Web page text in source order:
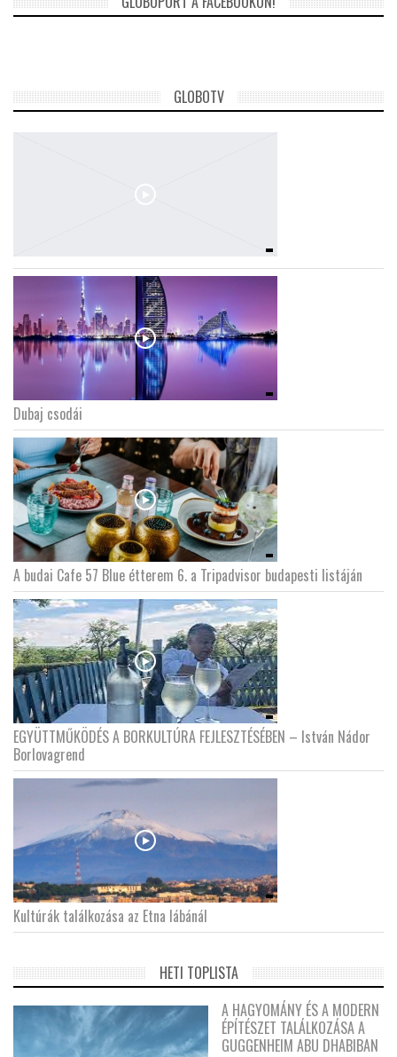
GLOBOTV
Dubaj csodái
A budai Cafe 57 Blue étterem 6. a Tripadvisor budapesti listáján
EGYÜTTMŰKÖDÉS A BORKULTÚRA FEJLESZTÉSÉBEN – István Nádor
Borlovagrend
Kultúrák találkozása az Etna lábánál
HETI TOPLISTA
A HAGYOMÁNY ÉS A MODERN
ÉPÍTÉSZET TALÁLKOZÁSA A
GUGGENHEIM ABU DHABIBAN